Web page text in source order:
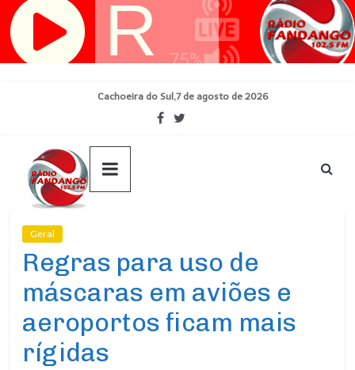
Pular
para
Cachoeira do Sul,7 de agosto de 2026
Geral
Regras para uso de
máscaras em aviões e
aeroportos ficam mais
rígidas